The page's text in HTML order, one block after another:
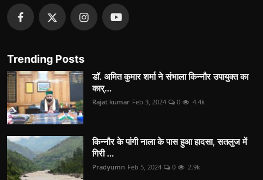
Trending Posts
डॉ. अमित कुमार शर्मा ने संभाला किन्नौर उपायुक्त का
कार्...
Rajat kumar Feb 3, 2024 0 4.4k
किन्नौर के पांगी नाला के पास हुआ हादसा, सतलुज में
गिरी ...
Pradyumn Feb 5, 2024 0 2.9k